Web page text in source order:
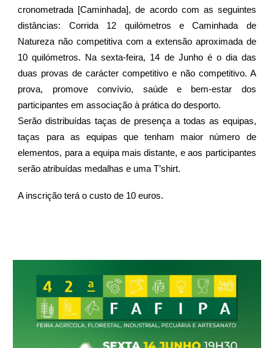
cronometrada [Caminhada], de acordo com as seguintes
distâncias: Corrida 12 quilómetros e Caminhada de
Natureza não competitiva com a extensão aproximada de
10 quilómetros. Na sexta-feira, 14 de Junho é o dia das
duas provas de carácter competitivo e não competitivo. A
prova, promove convívio, saúde e bem-estar dos
participantes em associação à prática do desporto.
Serão distribuídas taças de presença a todas as equipas,
taças para as equipas que tenham maior número de
elementos, para a equipa mais distante, e aos participantes
serão atribuídas medalhas e uma T’shirt.
A inscrição terá o custo de 10 euros.